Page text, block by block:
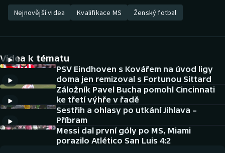
Atletika
DALŠÍ SPORTY
Americký fotbal
Baseball a softbal
NEPŘEHLÉDNĚTE
Historické návraty
Nejnovější videa Kvalifikace MS Ženský fotbal
Videa k tématu
PSV Eindhoven s Kovářem na úvod ligy
doma jen remizoval s Fortunou Sittard
Záložník Pavel Bucha pomohl Cincinnati
ke třetí výhře v řadě
Sestřih a ohlasy po utkání Jihlava –
Příbram
Messi dal první góly po MS, Miami
porazilo Atlético San Luis 4:2